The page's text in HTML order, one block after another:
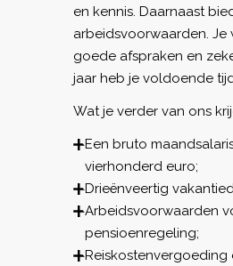
en kennis. Daarnaast
arbeidsvoorwaarden.
goede afspraken en
jaar heb je voldoende
Wat je verder van ons
Een bruto
vierhonderd euro;
Drieënveertig
Arbeidsvoorwaarden
pensioenregeling;